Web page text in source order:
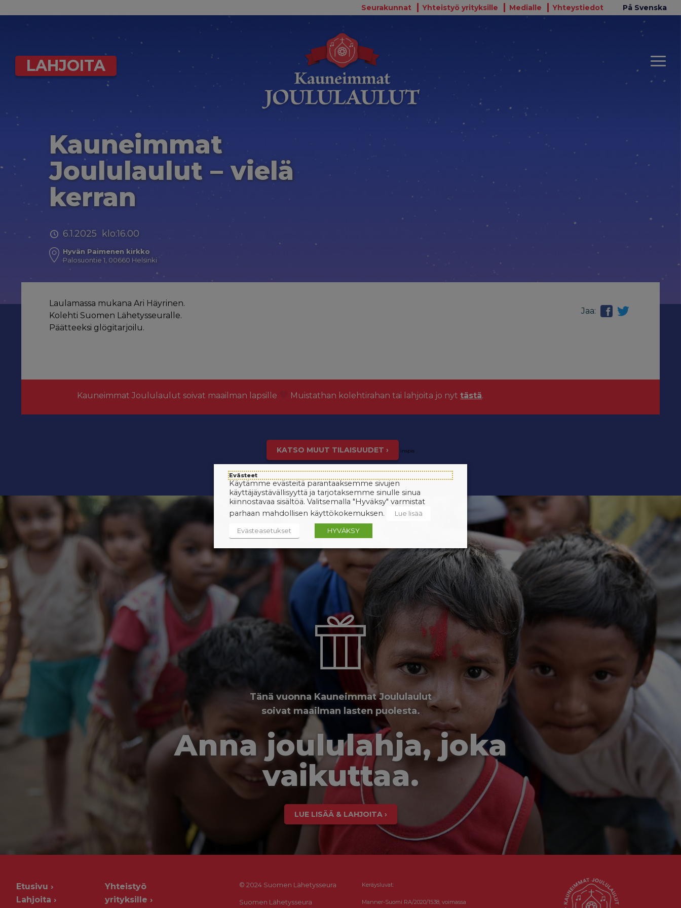
Seurakunnat Yhteistyö yrityksille Medialle Yhteystiedot På Svenska
LAHJOITA
Kauneimmat
Joululaulut – vielä
kerran
6.1.2025 klo:16.00
Hyvän Paimenen kirkko
Palosuontie 1, 00660 Helsinki
Jaa:
Laulamassa mukana Ari Häyrinen.
Kolehti Suomen Lähetysseuralle.
Päätteeksi glögitarjoilu.
Kauneimmat Joululaulut soivat maailman lapsille Muistathan kolehtirahan tai lahjoita jo nyttästä.
KATSO MUUT TILAISUUDET › inspis
Tänä vuonna Kauneimmat Joululaulut
soivat maailman lasten puolesta.
Anna joululahja, joka
vaikuttaa.
LUE LISÄÄ & LAHJOITA ›
Etusivu
Lahjoita
Yhteistyö
yrityksille
© 2024 Suomen Lähetysseura
Suomen Lähetysseura
Keräysluvat:
Manner-Suomi RA/2020/1538, voimassa
Evästeet
Käytämme evästeitä parantaaksemme sivujen
käyttäjäystävällisyyttä ja tarjotaksemme sinulle sinua
kiinnostavaa sisältöä. Valitsemalla "Hyväksy" varmistat
parhaan mahdollisen käyttökokemuksen.
Lue lisää
Evästeasetukset HYVÄKSY